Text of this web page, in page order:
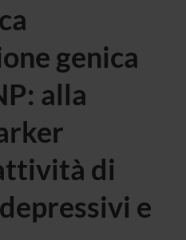
genica
alla
di
e